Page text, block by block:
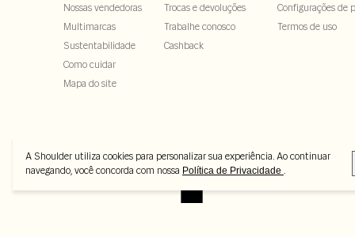
A Shoulder utiliza cookies para personalizar sua experiência. Ao continuar
navegando, você concorda com nossa Política de Privacidade .
Nossas vendedoras
Multimarcas
Sustentabilidade
Como cuidar
Mapa do site
Trocas e devoluções
Trabalhe conosco
Cashback
Configurações de
Termos de uso